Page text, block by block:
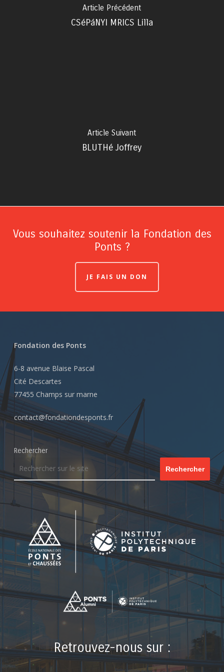
Article Précédent
CSéPáNYI MRICS Lilla
Article Suivant
BLUTHé Joffrey
Vous souhaitez soutenir la Fondation des
Ponts ?
JE FAIS UN DON
Fondation des Ponts
6-8 avenue Blaise Pascal
Cité Descartes
77455 Champs sur marne
contact@fondationdesponts.fr
Rechercher
Rechercher
Retrouvez-nous sur :